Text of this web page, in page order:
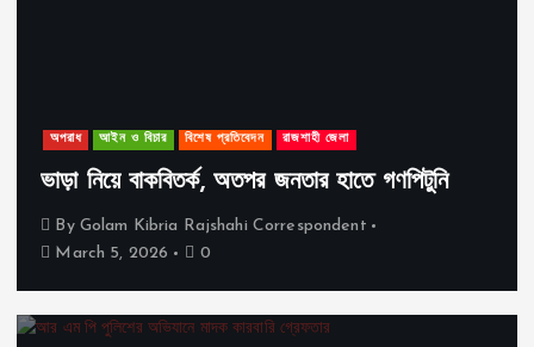
অপরাধ আইন ও বিচার বিশেষ প্রতিবেদন রাজশাহী জেলা
ভাড়া নিয়ে বাকবিতর্ক, অতপর জনতার হাতে গণপিটুনি
By Golam Kibria Rajshahi Correspondent
March 5, 2026
0